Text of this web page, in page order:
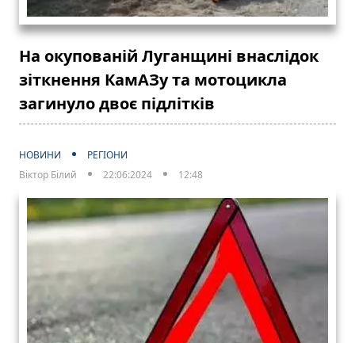
На окупованій Луганщині внаслідок
зіткнення КамАЗу та мотоцикла
загинуло двоє підлітків
НОВИНИ
РЕГІОНИ
Віктор Білий
22:06:2024 12:48